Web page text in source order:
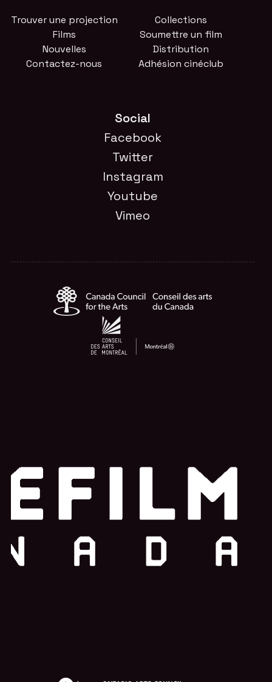
Trouver une projection
Films
Nouvelles
Contactez-nous
Collections
Soumettre un film
Distribution
Adhésion cinéclub
Social
Facebook
Twitter
Instagram
Youtube
Vimeo